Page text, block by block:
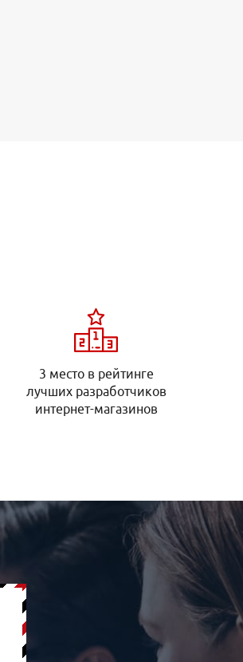
3 место в рейтинге
лучших разработчиков
интернет-магазинов